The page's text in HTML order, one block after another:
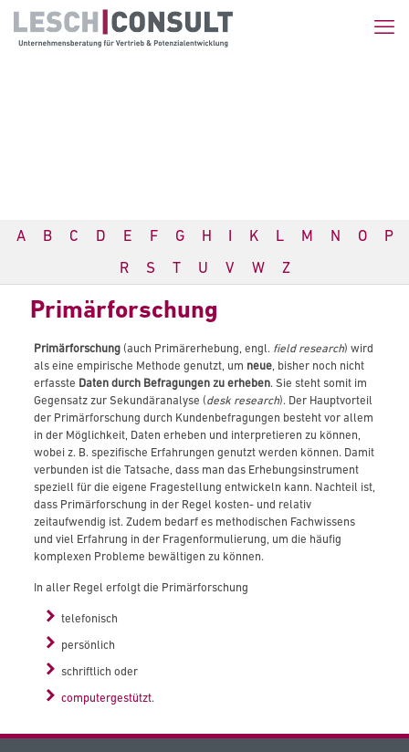
A B C D E F G H I K L M N O
P
R
S T U V W Z
Primärforschung
Primärforschung(auch Primärerhebung, engl. field research) wird
als eine empirische Methode genutzt, um neue, bisher noch nicht
erfasste Daten durch Befragungen zu erheben. Sie steht somit im
Gegensatz zur Sekundäranalyse (desk research). Der Hauptvorteil
der Primärforschung durch Kundenbefragungen besteht vor allem
in der Möglichkeit, Daten erheben und interpretieren zu können,
wobei z. B. spezifische Erfahrungen genutzt werden können. Damit
verbunden ist die Tatsache, dass man das Erhebungsinstrument
speziell für die eigene Fragestellung entwickeln kann. Nachteil ist,
dass Primärforschung in der Regel kosten- und relativ
zeitaufwendig ist. Zudem bedarf es methodischen Fachwissens
und viel Erfahrung in der Fragenformulierung, um die häufig
komplexen Probleme bewältigen zu können.
In aller Regel erfolgt die Primärforschung
telefonisch
persönlich
schriftlich oder
computergestützt.